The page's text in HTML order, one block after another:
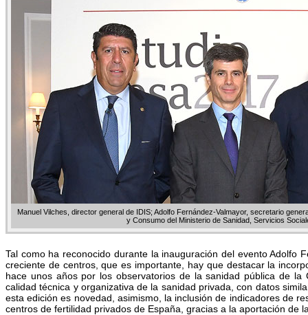
Manuel Vilches, director general de IDIS; Adolfo Fernández-Valmayor, secretario
y Consumo del Ministerio de Sanidad, Servicios
Tal como ha reconocido durante la inauguración del evento Adolfo
creciente de centros, que es importante, hay que destacar la
hace unos años por los observatorios de la sanidad pública de
calidad técnica y organizativa de la sanidad privada, con datos
esta edición es novedad, asimismo, la inclusión de indicadores de
centros de fertilidad privados de España, gracias a la aportación de